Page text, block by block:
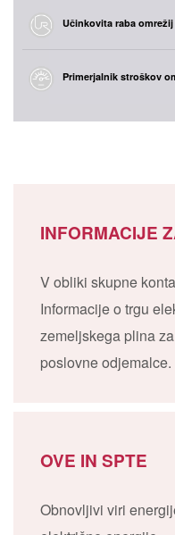
Učinkovita raba omrežij
Primerjalnik stroškov
INFORMACIJE
V obliki skupne
Informacije o trgu
zemeljskega plina
poslovne odjemalce.
OVE IN SPTE
Obnovljivi viri